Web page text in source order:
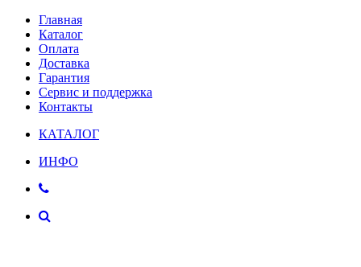
Главная
Каталог
Оплата
Доставка
Гарантия
Сервис и поддержка
Контакты
КАТАЛОГ
ИНФО